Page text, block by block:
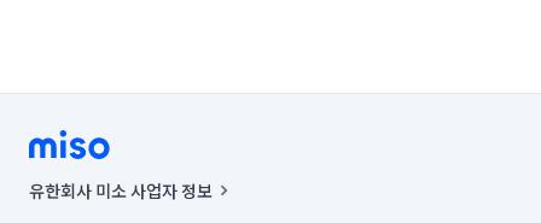
유한회사 미소 사업자 정보